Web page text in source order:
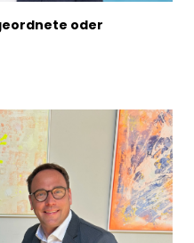
oder